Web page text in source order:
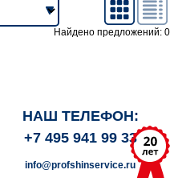
Найдено предложений: 0
НАШ ТЕЛЕФОН:
+7 495 941 99 33
info@profshinservice.ru